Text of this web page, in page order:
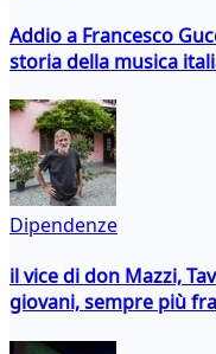
Addio a Francesco
storia della musica
Dipendenze
il vice di don Mazzi,
giovani, sempre più